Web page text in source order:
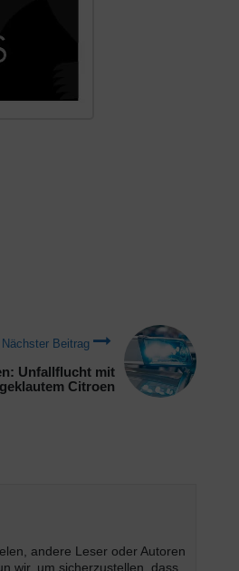
Nächster Beitrag
Unfallflucht mit
geklautem Citroen
andere Leser oder Autoren
wir, um sicherzustellen, dass